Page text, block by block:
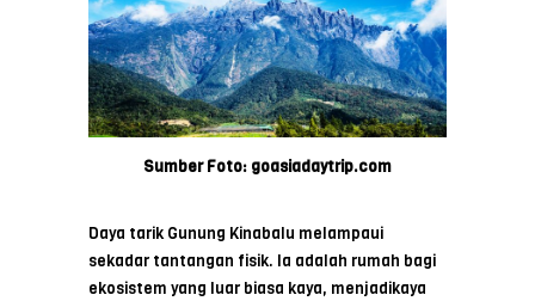
Sumber Foto: goasiadaytrip.com
Daya tarik Gunung Kinabalu melampaui
sekadar tantangan fisik. Ia adalah rumah bagi
ekosistem yang luar biasa kaya, menjadikaya